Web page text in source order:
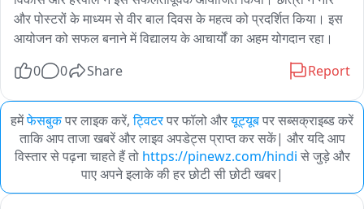
और पोस्टरों के माध्यम से वीर बाल दिवस के महत्व को प्रदर्शित किया। इस
आयोजन को सफल बनाने में विद्यालय के आचार्यों का अहम योगदान रहा।
0
0 Share Report
हमेंफेसबुकपर लाइक करें, ट्विटरपर फॉलो औरयूट्यूबपर सब्सक्राइब्ड करें
ताकि आप ताजा खबरें और लाइव अपडेट्स प्राप्त कर सकें| और यदि आप
विस्तार से पढ़ना चाहते हैं तो https://pinewz.com/hindi से जुड़े और
पाए अपने इलाके की हर छोटी सी छोटी खबर|